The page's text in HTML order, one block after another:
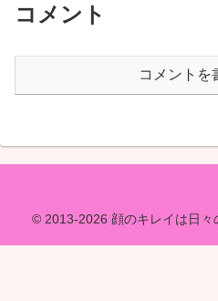
コメント
コメントを
© 2013-2026 顔のキレイは日々